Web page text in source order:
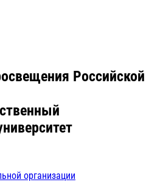
Российской
организации